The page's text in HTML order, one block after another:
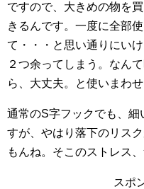
ですので、大きめの物を
きるんです。一度に全部
て・・・と思い通りにい
２つ余ってしまう。なん
ら、大丈夫。と使いまわせ
通常のS字フックでも、
すが、やはり落下のリス
もんね。そこのストレス
スポ